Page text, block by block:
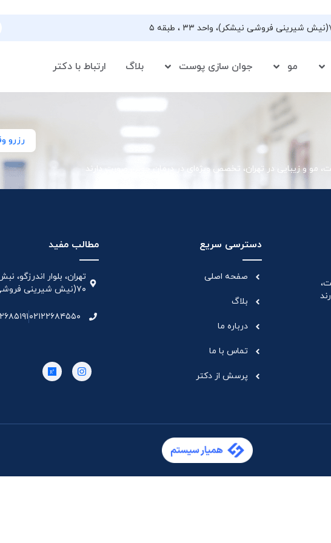
مو جوان سازی پوست بلاگ ارتباط با دکتر
مو و زیبایی در تهران، تخصص ویژه‌ای در درمان جوش صورت دارند
رزرو
دسترسی سریع
صفحه اصلی
بلاگ
درباره ما
تماس با ما
پرسش از دکتر
مطالب مفید
تهران، بلوار اندرزگو،
۷۰(نیش شیرینی فروشی نیشکر)، واحد ۳۳ ، طبقه ۵
۰۲۱۲۲۶۸۴۵۵۰